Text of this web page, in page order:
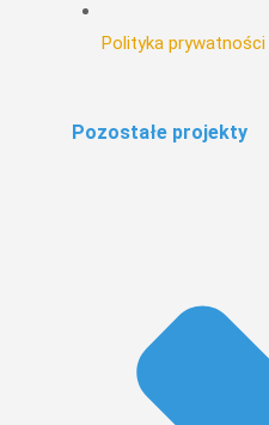
Polityka prywatności
Pozostałe projekty